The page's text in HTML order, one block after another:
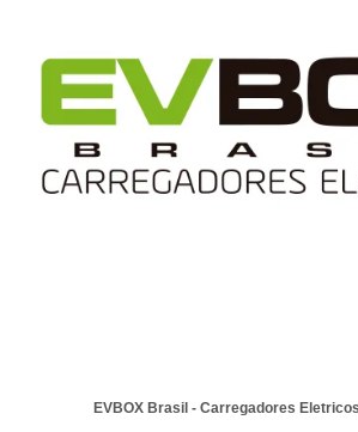
EVBOX Brasil - Carregadores